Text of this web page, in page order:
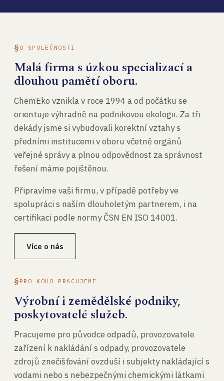
O SPOLEČNOSTI
Malá firma s úzkou specializací a
dlouhou pamětí oboru.
ChemEko vznikla v roce 1994 a od počátku se
orientuje výhradně na podnikovou ekologii. Za tři
dekády jsme si vybudovali korektní vztahy s
předními institucemi v oboru včetně orgánů
veřejné správy a plnou odpovědnost za správnost
řešení máme pojištěnou.
Připravíme vaši firmu, v případě potřeby ve
spolupráci s naším dlouholetým partnerem, i na
certifikaci podle normy ČSN EN ISO 14001.
Více o nás
PRO KOHO PRACUJEME
Výrobní i zemědělské podniky,
poskytovatelé služeb.
Pracujeme pro původce odpadů, provozovatele
zařízení k nakládání s odpady, provozovatele
zdrojů znečišťování ovzduší i subjekty nakládající s
vodami nebo s nebezpečnými chemickými látkami